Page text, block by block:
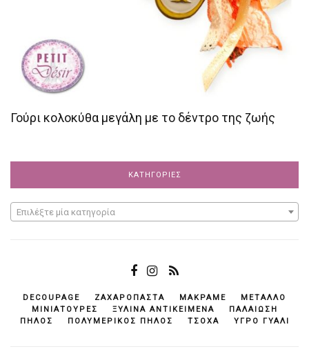
Γούρι κολοκύθα μεγάλη με το δέντρο της ζωής
ΚΑΤΗΓΟΡΊΕΣ
Επιλέξτε μία κατηγορία
DECOUPAGE ΖΑΧΑΡΌΠΑΣΤΑ ΜΑΚΡΑΜΈ
ΜΈΤΑΛΛΟ
ΜΙΝΙΑΤΟΎΡΕΣ
ΞΎΛΙΝΑ ΑΝΤΙΚΕΊΜΕΝΆ
ΠΑΛΑΊΩΣΗ
ΠΗΛΌΣ
ΠΟΛΥΜΕΡΙΚΌΣ ΠΗΛΌΣ ΤΣΌΧΑ ΥΓΡΌ ΓΥΑΛΊ